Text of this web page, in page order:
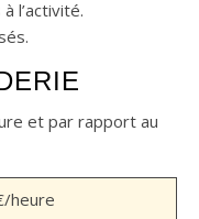
l’activité.
et par rapport au
heure